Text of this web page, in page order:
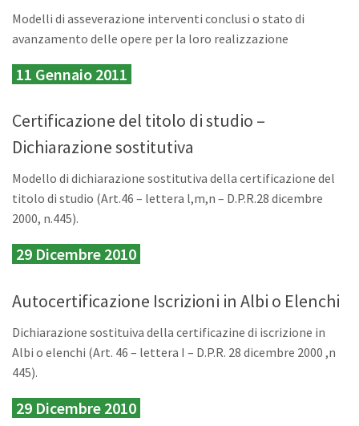
Modelli di asseverazione interventi conclusi o stato di
avanzamento delle opere per la loro realizzazione
11 Gennaio 2011
Certificazione del titolo di studio –
Dichiarazione sostitutiva
Modello di dichiarazione sostitutiva della certificazione del
titolo di studio (Art.46 – lettera l,m,n – D.P.R.28 dicembre
2000, n.445).
29 Dicembre 2010
Autocertificazione Iscrizioni in Albi o Elenchi
Dichiarazione sostituiva della certificazine di iscrizione in
Albi o elenchi (Art. 46 – lettera I – D.P.R. 28 dicembre 2000 ,n
445).
29 Dicembre 2010